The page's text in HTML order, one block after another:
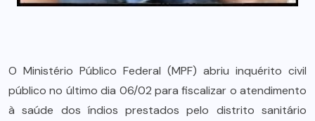
O Ministério Público Federal (MPF) abriu inquérito civil
público no último dia 06/02 para fiscalizar o atendimento
à saúde dos índios prestados pelo distrito sanitário